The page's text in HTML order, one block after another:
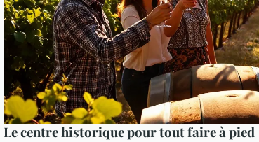
Le centre historique pour tout faire à pied